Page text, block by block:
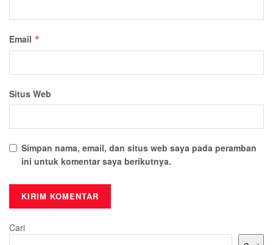
Email *
Situs Web
Simpan nama, email, dan situs web saya pada peramban
ini untuk komentar saya berikutnya.
Cari